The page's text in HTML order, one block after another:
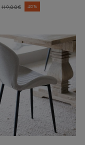
Price reduced from
119,00€
to 40%